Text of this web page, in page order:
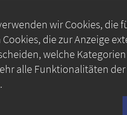
wir Cookies, die
die zur Anzeige
welche
alle Funktionalitäten
.